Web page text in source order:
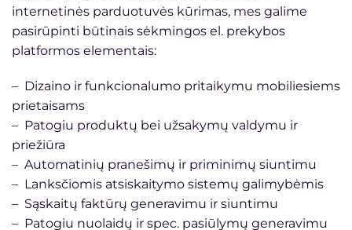
internetinės parduotuvės kūrimas, mes galime
pasirūpinti būtinais sėkmingos el. prekybos
platformos elementais:
– Dizaino ir funkcionalumo pritaikymu mobiliesiems
prietaisams
– Patogiu produktų bei užsakymų valdymu ir
priežiūra
– Automatinių pranešimų ir priminimų siuntimu
– Lanksčiomis atsiskaitymo sistemų galimybėmis
– Sąskaitų faktūrų generavimu ir siuntimu
– Patogiu nuolaidų ir spec. pasiūlymų generavimu